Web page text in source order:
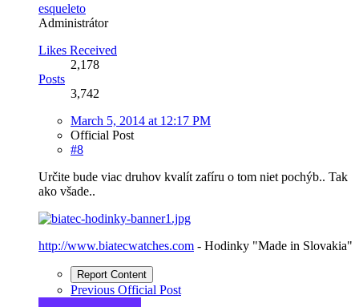
esqueleto
Administrátor
Likes Received
2,178
Posts
3,742
March 5, 2014 at 12:17 PM
Official Post
#8
Určite bude viac druhov kvalít zafíru o tom niet pochýb.. Tak
ako všade..
http://www.biatecwatches.com - Hodinky "Made in Slovakia"
Report Content
Previous Official Post